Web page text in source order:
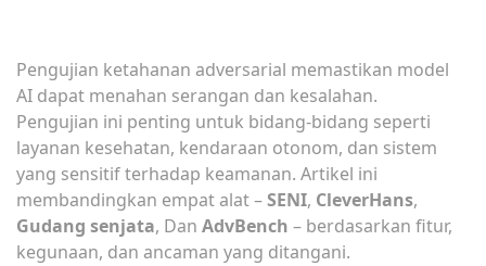
Pengujian ketahanan adversarial memastikan model
AI dapat menahan serangan dan kesalahan.
Pengujian ini penting untuk bidang-bidang seperti
layanan kesehatan, kendaraan otonom, dan sistem
yang sensitif terhadap keamanan. Artikel ini
membandingkan empat alat –SENI, CleverHans,
Gudang senjata, Dan AdvBench – berdasarkan fitur,
kegunaan, dan ancaman yang ditangani.